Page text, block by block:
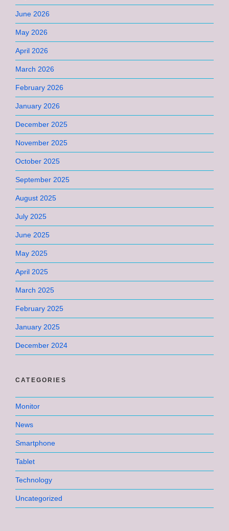
June 2026
May 2026
April 2026
March 2026
February 2026
January 2026
December 2025
November 2025
October 2025
September 2025
August 2025
July 2025
June 2025
May 2025
April 2025
March 2025
February 2025
January 2025
December 2024
CATEGORIES
Monitor
News
Smartphone
Tablet
Technology
Uncategorized